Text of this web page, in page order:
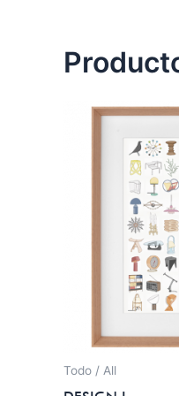
Todo / All